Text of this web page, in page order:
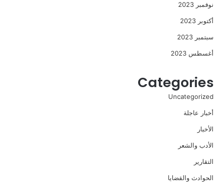
نوفمبر 2023
أكتوبر 2023
سبتمبر 2023
أغسطس 2023
Categories
Uncategorized
أخبار عاجلة
الأخبار
الأدب والشعر
التقارير
الحوادث والقضايا